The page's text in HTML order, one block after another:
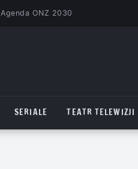
Agenda ONZ 2030
SERIALE TEATR TELEWIZJI